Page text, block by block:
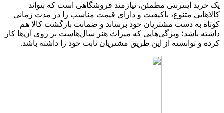
یک خرید اینترنتی مطمئن، نیازمند فروشگاهی است که بتواند
کالاهایی متنوع، باکیفیت و دارای قیمت مناسب را در مدت زمانی
کوتاه به دست مشتریان خود برساند و ضمانت بازگشت کالا هم
داشته باشد؛ ویژگی‌هایی که میراث هنر سال‌هاست بر روی آن‌ها کار
کرده و توانسته از این طریق مشتریان ثابت خود را داشته باشد.